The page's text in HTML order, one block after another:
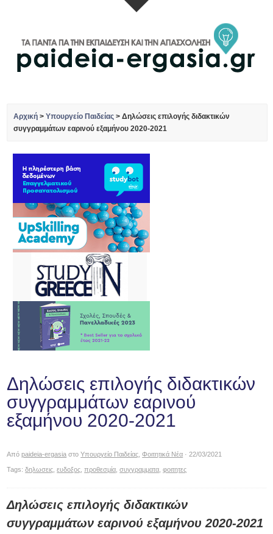
Αρχική >Υπουργείο Παιδείας >Δηλώσεις επιλογής διδακτικών
συγγραμμάτων εαρινού εξαμήνου 2020-2021
Δηλώσεις επιλογής διδακτικών
συγγραμμάτων εαρινού
εξαμήνου 2020-2021
Απόpaideia-ergasia στοΥπουργείο Παιδείας ,Φοιτητικά Νέα · 22/03/2021
Tags:δηλωσεις ,ευδοξος ,προθεσμία ,συγγραμματα ,φοιτητες
Δηλώσεις επιλογής διδακτικών
συγγραμμάτων εαρινού εξαμήνου 2020-2021